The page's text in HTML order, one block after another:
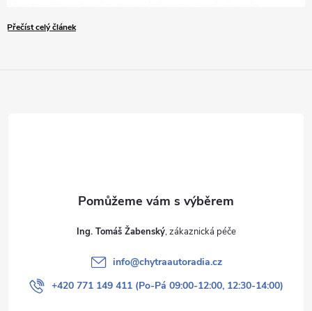
způsobem zvyšují komfort, bezpečnost i zábavu během každé jízdy.
V tomto článku vám představíme pět přesvědčivých důvodů, proč
Přečíst celý článek
Ing. Tomáš Žabenský
info@chytraautoradia.cz
+420 771 149 411 (Po-Pá 09:00-12:00, 12:30-14:00)